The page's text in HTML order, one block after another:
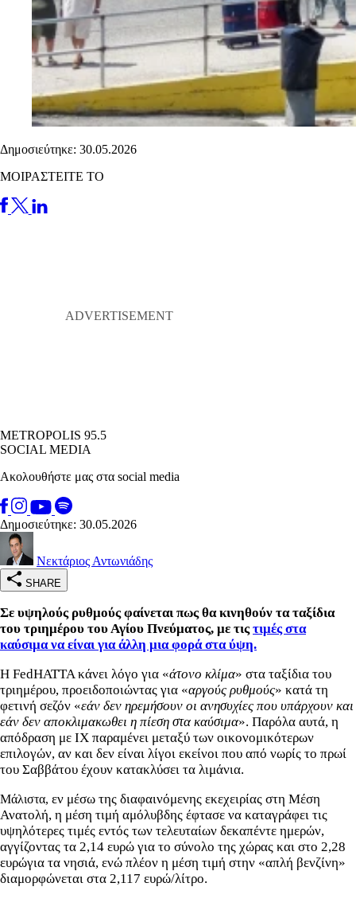
Δημοσιεύτηκε: 30.05.2026
ΜΟΙΡΑΣΤΕΙΤΕ ΤΟ
METROPOLIS 95.5
SOCIAL MEDIA
Ακολουθήστε μας στα social media
Δημοσιεύτηκε: 30.05.2026
Νεκτάριος Αντωνιάδης
SHARE
Σε υψηλούς ρυθμούς φαίνεται πως θα κινηθούν τα ταξίδια
του τριημέρου του Αγίου Πνεύματος, με τιςτιμές στα
καύσιμα να είναι για άλλη μια φορά στα ύψη.
Η FedHATTA κάνει λόγο για «άτονο κλίμα» στα ταξίδια του
τριημέρου, προειδοποιώντας για «αργούς ρυθμούς» κατά τη
φετινή σεζόν «εάν δεν ηρεμήσουν οι ανησυχίες που υπάρχουν και
εάν δεν αποκλιμακωθει η πίεση στα καύσιμα». Παρόλα αυτά, η
απόδραση με ΙΧ παραμένει μεταξύ των οικονομικότερων
επιλογών, αν και δεν είναι λίγοι εκείνοι που από νωρίς το πρωί
του Σαββάτου έχουν κατακλύσει τα λιμάνια.
Μάλιστα, εν μέσω της διαφαινόμενης εκεχειρίας στη Μέση
Ανατολή, η μέση τιμή αμόλυβδης έφτασε να καταγράφει τις
υψηλότερες τιμές εντός των τελευταίων δεκαπέντε ημερών,
αγγίζοντας τα 2,14 ευρώ για το σύνολο της χώρας και στο 2,28
ευρώγια τα νησιά, ενώ πλέον η μέση τιμή στην «απλή βενζίνη»
διαμορφώνεται στα 2,117 ευρώ/λίτρο.